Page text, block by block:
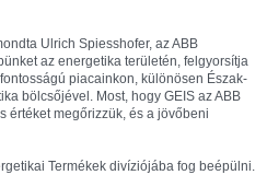
Ulrich Spiesshofer, az ABB
az energetika területén, felgyorsítja
piacainkon, különösen Észak-
bölcsőjével. Most, hogy GEIS az ABB
értéket megőrizzük, és a jövőbeni
Termékek divíziójába fog beépülni.